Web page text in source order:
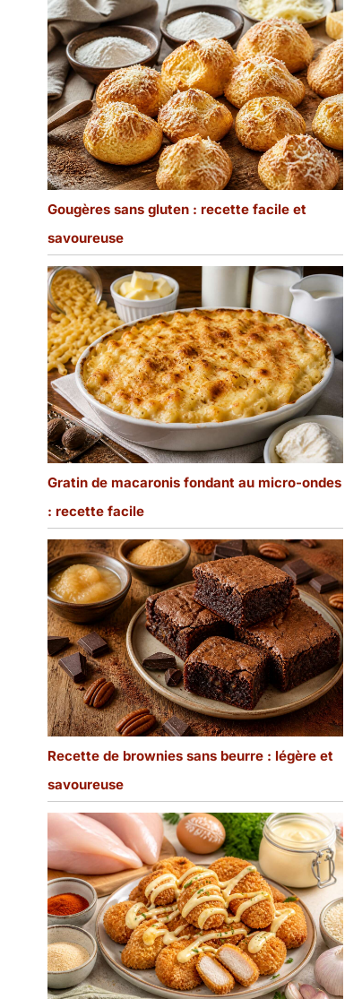
Gougères sans gluten : recette facile et
savoureuse
Gratin de macaronis fondant au micro-ondes
: recette facile
Recette de brownies sans beurre : légère et
savoureuse